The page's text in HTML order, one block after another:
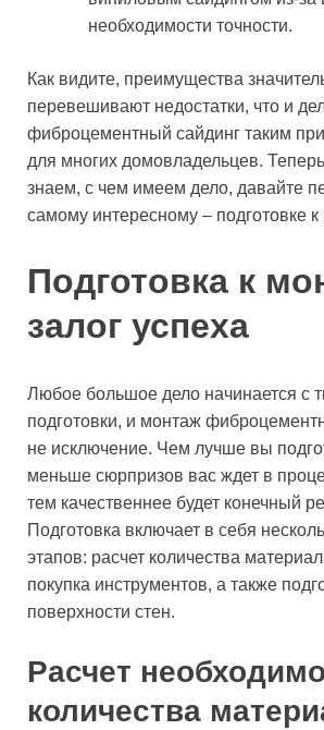
необходимости точности.
Как видите, преимущества
перевешивают недостатки, что и
фиброцементный сайдинг таким
для многих домовладельцев.
знаем, с чем имеем дело, давайте
самому интересному – подготовке к
Подготовка к
залог успеха
Любое большое дело начинается с
подготовки, и монтаж
не исключение. Чем лучше вы
меньше сюрпризов вас ждет в
тем качественнее будет конечный
Подготовка включает в себя
этапов: расчет количества
покупка инструментов, а также
поверхности стен.
Расчет
количества